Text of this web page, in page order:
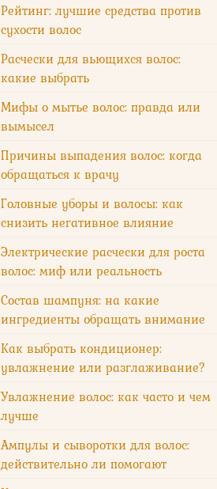
Рейтинг: лучшие средства против
сухости волос
Расчески для вьющихся волос:
какие выбрать
Мифы о мытье волос: правда или
вымысел
Причины выпадения волос: когда
обращаться к врачу
Головные уборы и волосы: как
снизить негативное влияние
Электрические расчески для роста
волос: миф или реальность
Состав шампуня: на какие
ингредиенты обращать внимание
Как выбрать кондиционер:
увлажнение или разглаживание?
Увлажнение волос: как часто и чем
лучше
Ампулы и сыворотки для волос:
действительно ли помогают